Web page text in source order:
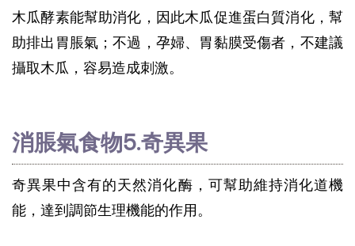
木瓜酵素能幫助消化，因此木瓜促進蛋白質消化，幫
助排出胃脹氣；不過，孕婦、胃黏膜受傷者，不建議
攝取木瓜，容易造成刺激。
消脹氣食物5.奇異果
奇異果中含有的天然消化酶，可幫助維持消化道機
能，達到調節生理機能的作用。